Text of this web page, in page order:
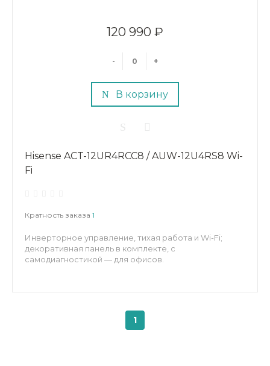
120 990 ₽
- +
В корзину
Hisense ACT-12UR4RCC8 / AUW-12U4RS8 Wi-
Fi
Кратность заказа 1
Инверторное управление, тихая работа и Wi-Fi;
декоративная панель в комплекте, с
самодиагностикой — для офисов.
1